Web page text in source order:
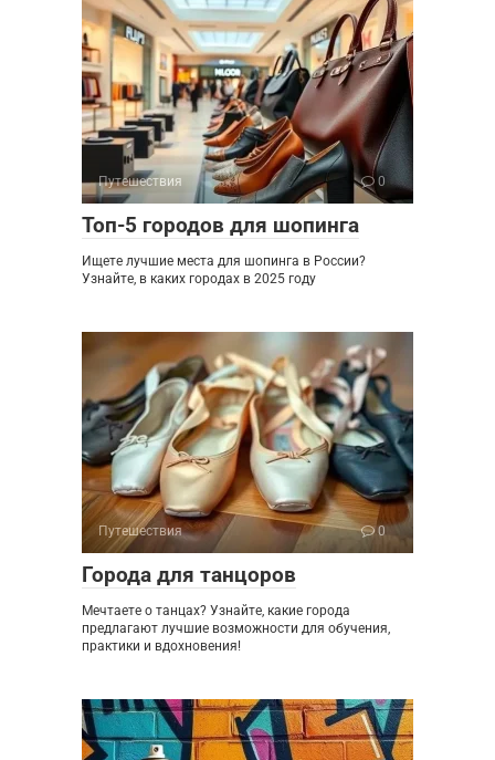
Путешествия 0
Топ-5 городов для шопинга
Ищете лучшие места для шопинга в России?
Узнайте, в каких городах в 2025 году
Путешествия 0
Города для танцоров
Мечтаете о танцах? Узнайте, какие города
предлагают лучшие возможности для обучения,
практики и вдохновения!